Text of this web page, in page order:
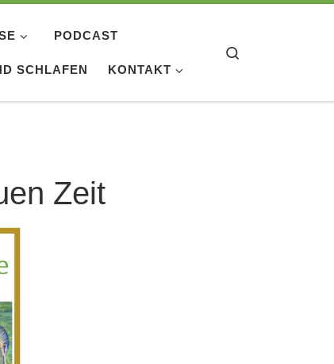
PODCAST
SCHLAFEN KONTAKT
Zeit